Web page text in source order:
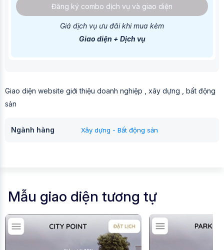
Đăng ký combo dịch vụ và giao diện
Giá dịch vụ ưu đãi khi mua kèm
Giao diện + Dịch vụ
Giao diện website giới thiệu doanh nghiệp , xây dựng , bất động
sản
Ngành hàng Xây dựng - Bất động sản
Mẫu giao diện tương tự